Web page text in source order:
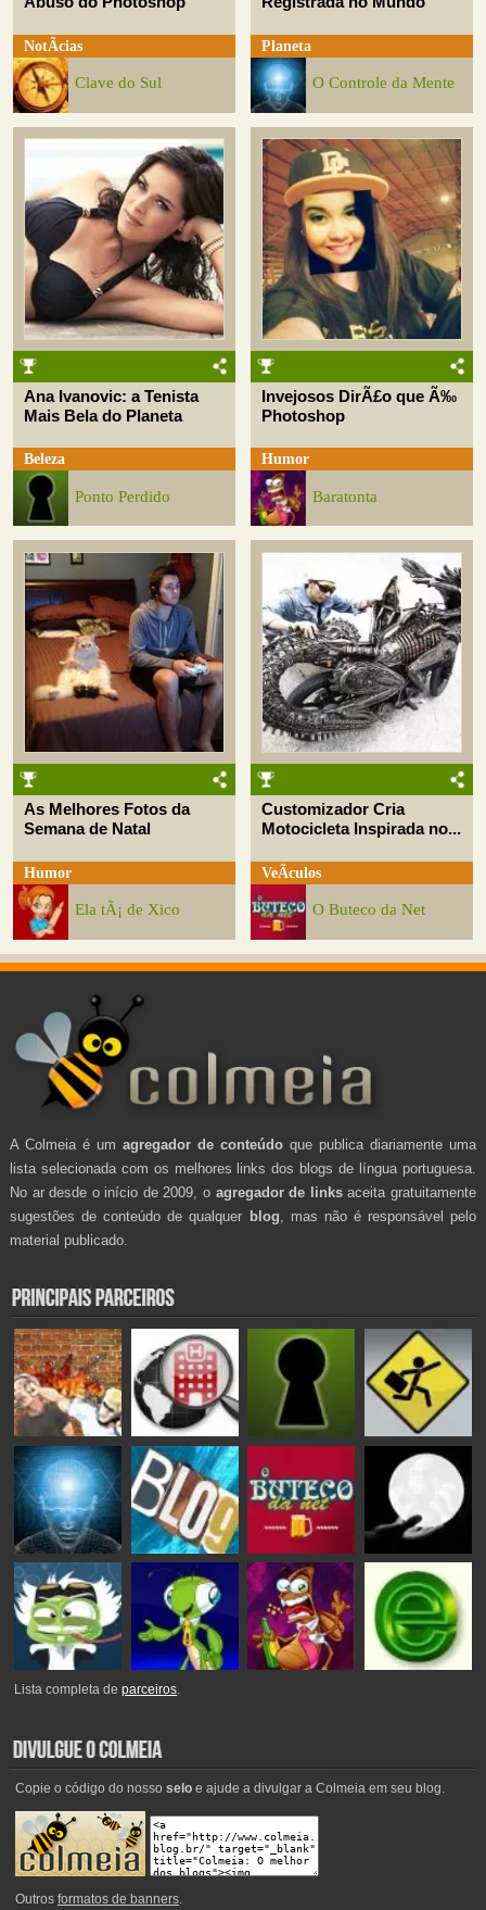
NotÃ­cias
Clave do Sul
Planeta
O Controle da Mente
Ana Ivanovic: a Tenista
Mais Bela do Planeta
Beleza
Ponto Perdido
Invejosos DirÃ£o que Ã‰
Photoshop
Humor
Baratonta
As Melhores Fotos da
Semana de Natal
Humor
Ela tÃ¡ de Xico
Customizador Cria
Motocicleta Inspirada no...
VeÃ­culos
O Buteco da Net
A Colmeia é um agregador de conteúdo que publica diariamente uma
lista selecionada com os melhores links dos blogs de língua portuguesa.
No ar desde o início de 2009, o agregador de linksaceita gratuitamente
sugestões de conteúdo de qualquer blog , mas não é responsável pelo
material publicado.
Lista completa deparceiros.
Copie o código do nosso seloe ajude a divulgar a Colmeia em seu blog.
Outros formatos de banners.